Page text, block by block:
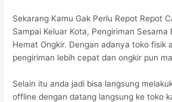
Sekarang Kamu Gak Perlu Repot Repot
Sampai Keluar Kota, Pengiriman Sesama
Hemat Ongkir. Dengan adanya toko fisik
pengiriman lebih cepat dan ongkir pun
Selain itu anda jadi bisa langsung
offline dengan datang langsung ke toko